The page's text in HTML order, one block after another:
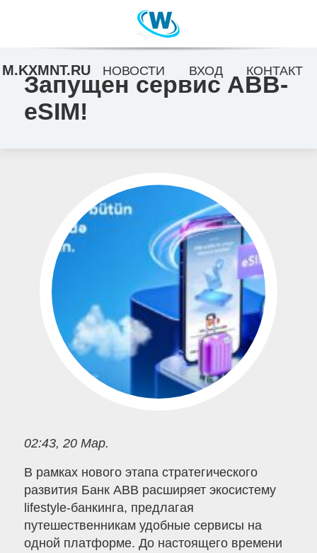
Запущен сервис ABB-
eSIM!
02:43, 20 Мар.
В рамках нового этапа стратегического
развития Банк ABB расширяет экосистему
lifestyle-банкинга, предлагая
путешественникам удобные сервисы на
одной платформе. До настоящего времени
M.KXMNT.RU НОВОСТИ ВХОД КОНТАКТ